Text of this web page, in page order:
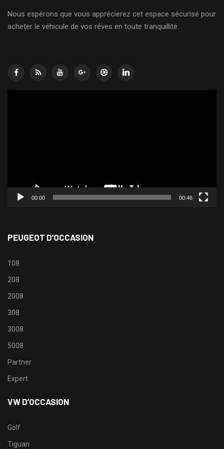
Nous espérons que vous apprécierez cet espace sécurisé pour
acheter le véhicule de vos rêves en toute tranquillité.
00:00 00:46
PEUGEOT D’OCCASION
108
208
2008
308
3008
5008
Partner
Expert
VW D’OCCASION
Golf
Tiguan